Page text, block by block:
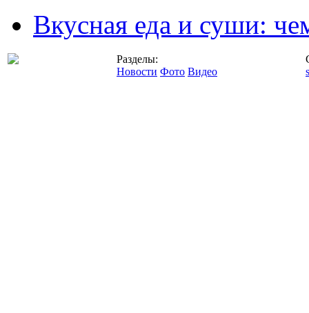
Вкусная еда и суши:
Разделы:
Новости Фото Видео